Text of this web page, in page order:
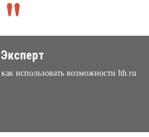
использовать возможности hh.ru